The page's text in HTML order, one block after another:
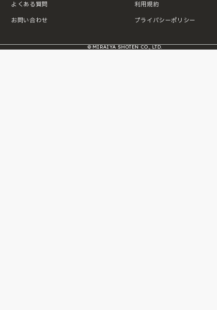
よくある質問
お問い合わせ
利用規約
プライバシーポリシー
© MIRAIYA SHOTEN CO., LTD.